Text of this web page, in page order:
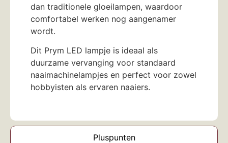
Pluspunten
dan traditionele gloeilampen, waardoor
comfortabel werken nog aangenamer
wordt.
Dit Prym LED lampje is ideaal als
duurzame vervanging voor standaard
naaimachinelampjes en perfect voor zowel
hobbyisten als ervaren naaiers.